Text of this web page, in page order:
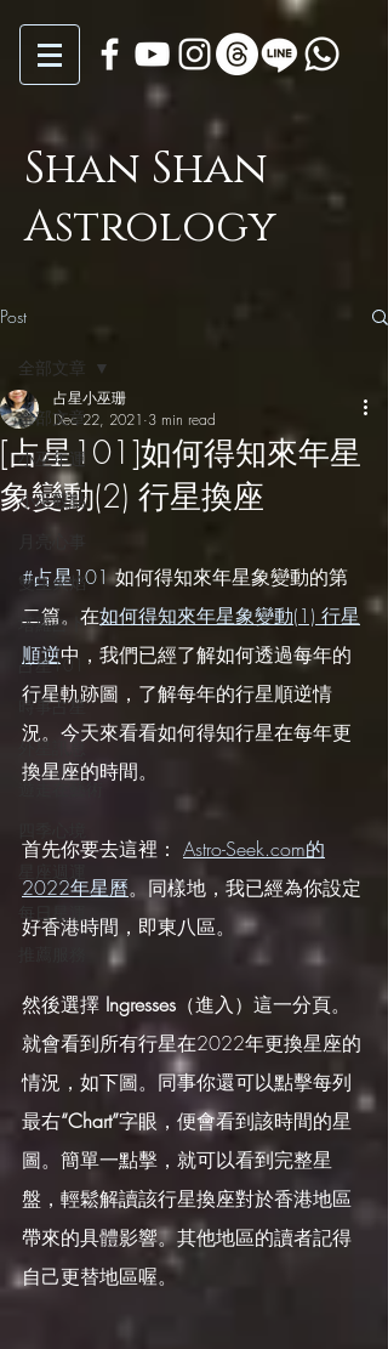
Shan Shan
Astrology
Post
全部文章
小巫年運
小巫觀點
雙生火焰
塔羅占卜
占星101
時事占星
外星訊息
遊走在藝術
每日星運
全部文章
[占星101]如何得知來年星
象變動(2) 行星換座
占星小巫珊
Dec 22, 2021 3 min read
#占星101 如何得知來年星象變動的第
二篇。在如何得知來年星象變動(1) 行星
順逆中，我們已經了解如何透過每年的
行星軌跡圖，了解每年的行星順逆情
況。今天來看看如何得知行星在每年更
換星座的時間。
首先你要去這裡： Astro-Seek.com的
2022年星曆。同樣地，我已經為你設定
好香港時間，即東八區。
然後選擇 Ingresses （進入）這一分頁。
就會看到所有行星在2022年更換星座的
情況，如下圖。同事你還可以點擊每列
最右“Chart”字眼，便會看到該時間的星
圖。簡單一點擊，就可以看到完整星
盤，輕鬆解讀該行星換座對於香港地區
帶來的具體影響。其他地區的讀者記得
自己更替地區喔。